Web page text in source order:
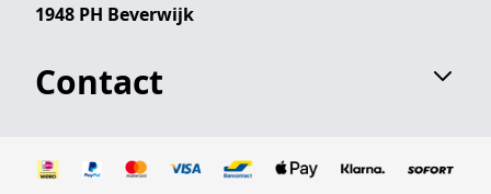
1948 PH Beverwijk
Contact